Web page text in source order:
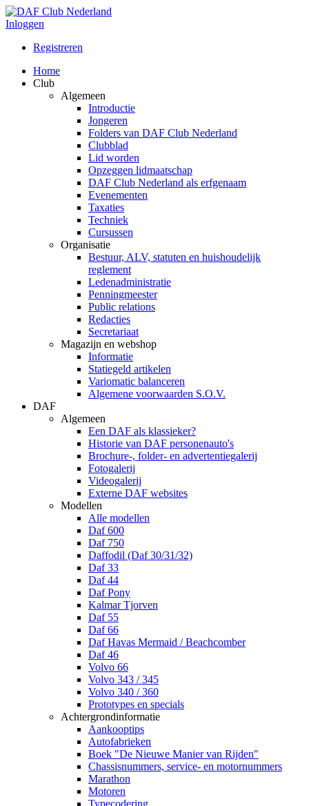
Inloggen
Registreren
Home
Club
Algemeen
Introductie
Jongeren
Folders van DAF Club Nederland
Clubblad
Lid worden
Opzeggen lidmaatschap
DAF Club Nederland als erfgenaam
Evenementen
Taxaties
Techniek
Cursussen
Organisatie
Bestuur, ALV, statuten en huishoudelijk
reglement
Ledenadministratie
Penningmeester
Public relations
Redacties
Secretariaat
Magazijn en webshop
Informatie
Statiegeld artikelen
Variomatic balanceren
Algemene voorwaarden S.O.V.
DAF
Algemeen
Een DAF als klassieker?
Historie van DAF personenauto's
Brochure-, folder- en advertentiegalerij
Fotogalerij
Videogalerij
Externe DAF websites
Modellen
Alle modellen
Daf 600
Daf 750
Daffodil (Daf 30/31/32)
Daf 33
Daf 44
Daf Pony
Kalmar Tjorven
Daf 55
Daf 66
Daf Havas Mermaid / Beachcomber
Daf 46
Volvo 66
Volvo 343 / 345
Volvo 340 / 360
Prototypes en specials
Achtergrondinformatie
Aankooptips
Autofabrieken
Boek "De Nieuwe Manier van Rijden"
Chassisnummers, service- en motornummers
Marathon
Motoren
Typecodering